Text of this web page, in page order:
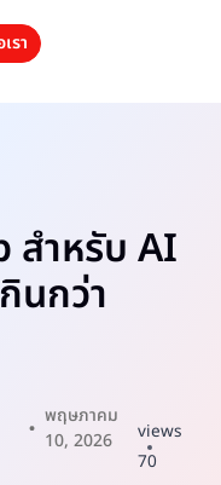
รา
ำหรับ AI
นกว่า
พฤษภาคม
10, 2026
views
70